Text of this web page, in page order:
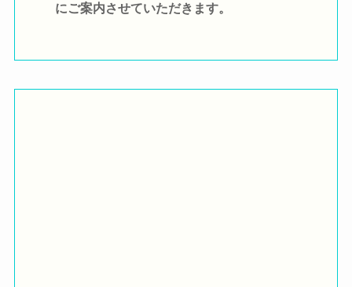
にご案内させていただきます。